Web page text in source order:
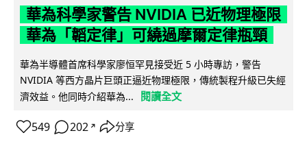
華為科學家警告 NVIDIA 已近物理極限
華為「韜定律」可繞過摩爾定律瓶頸
華為半導體首席科學家廖恒罕見接受近 5 小時專訪，警告
NVIDIA 等西方晶片巨頭正逼近物理極限，傳統製程升級已失經
濟效益。他同時介紹華為...
閱讀全文
549 202 ↗ 分享